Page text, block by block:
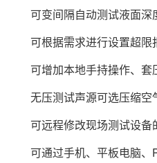
可变间隔自动测试液面深
可根据需求进行设置超限
可增加本地手持操作、套
无压测试声源可选压缩空
可远程修改现场测试设备
可通过手机、平板电脑、